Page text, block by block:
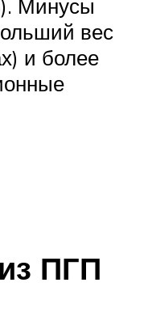
Минусы
вес
и более
ПГП